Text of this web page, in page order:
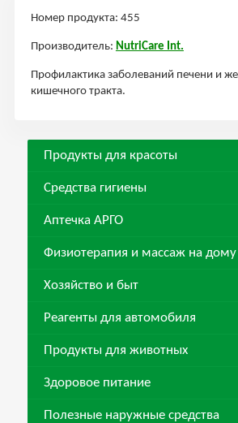
Номер продукта: 455
Производитель: NutriCare Int.
Профилактика заболеваний печени и
кишечного тракта.
Продукты для красоты
Средства гигиены
Аптечка АРГО
Физиотерапия и массаж на дому
Хозяйство и быт
Реагенты для автомобиля
Продукты для животных
Здоровое питание
Полезные наружные средства